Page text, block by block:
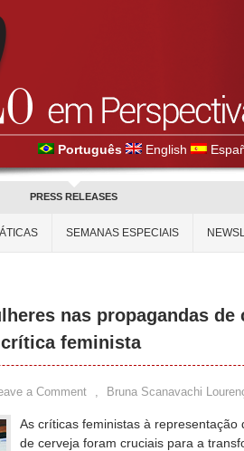
Português English
PRESS RELEASES
SEMANAS ESPECIAIS
nas propagandas de
feminista
a Comment , Bruna Scanavachi
As críticas feministas à
de cerveja foram cruciais para a